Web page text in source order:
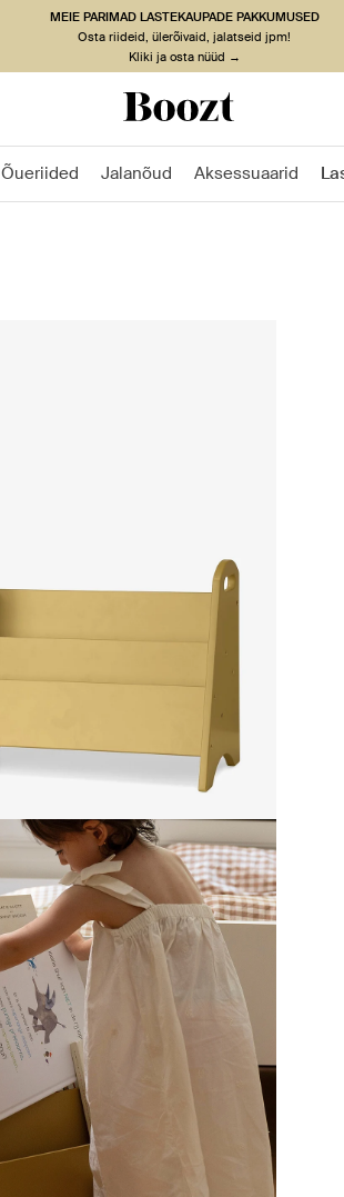
MEIE PARIMAD LASTEKAUPADE PAKKUMUSED
Osta riideid, ülerõivaid, jalatseid jpm!
Kliki ja osta nüüd →
Õueriided Jalanõud Aksessuaarid